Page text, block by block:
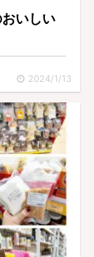
いしい
2024/1/13